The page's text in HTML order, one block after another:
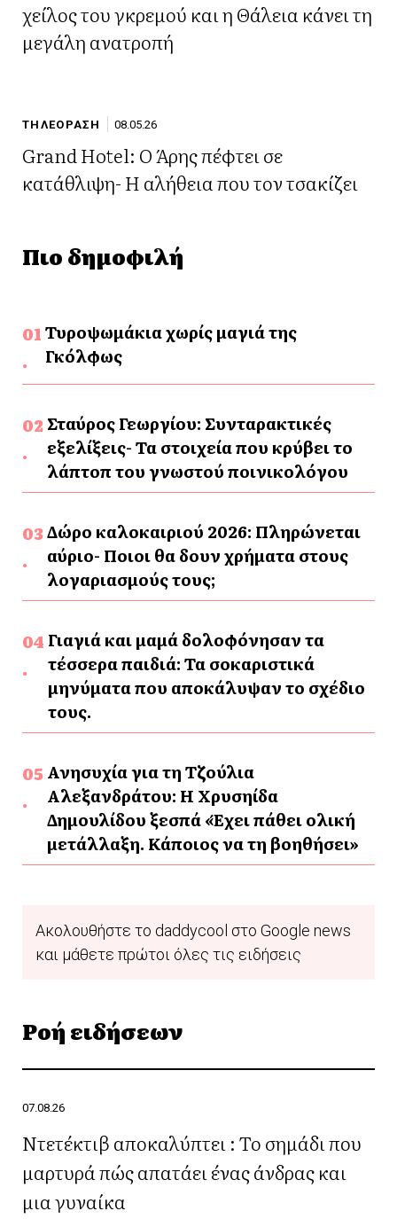
χείλος του γκρεμού και η Θάλεια κάνει τη
μεγάλη ανατροπή
ΤΗΛΕΟΡΑΣΗ 08.05.26
Grand Hotel: Ο Άρης πέφτει σε
κατάθλιψη- Η αλήθεια που τον τσακίζει
Πιο δημοφιλή
Τυροψωμάκια χωρίς μαγιά της
Γκόλφως
Σταύρος Γεωργίου: Συνταρακτικές
εξελίξεις- Τα στοιχεία που κρύβει το
λάπτοπ του γνωστού ποινικολόγου
Δώρο καλοκαιριού 2026: Πληρώνεται
αύριο- Ποιοι θα δουν χρήματα στους
λογαριασμούς τους;
Γιαγιά και μαμά δολοφόνησαν τα
τέσσερα παιδιά: Τα σοκαριστικά
μηνύματα που αποκάλυψαν το σχέδιο
τους.
Ανησυχία για τη Τζούλια
Αλεξανδράτου: Η Χρυσηίδα
Δημουλίδου ξεσπά «Έχει πάθει ολική
μετάλλαξη. Κάποιος να τη βοηθήσει»
Ακολουθήστε το daddycool στο Google news
και μάθετε πρώτοι όλες τις ειδήσεις
Ροή ειδήσεων
07.08.26
Ντετέκτιβ αποκαλύπτει : Το σημάδι που
μαρτυρά πώς απατάει ένας άνδρας και
μια γυναίκα